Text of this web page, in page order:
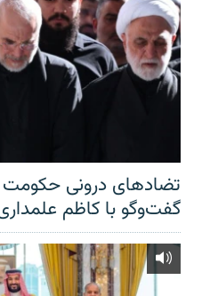
تضادهای درونی حکومت
گفت‌‌وگو با کاظم